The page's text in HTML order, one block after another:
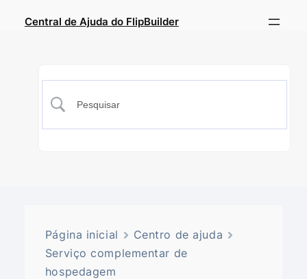
Central de Ajuda do FlipBuilder
Página inicial
Centro de ajuda
Serviço complementar de
hospedagem